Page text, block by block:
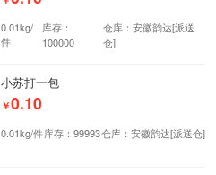
0.01kg/
件
库存：
100000
仓库：安徽韵达[派送
仓]
小苏打一包
￥0.10
0.01kg/件库存：99993仓库：安徽韵达[派送仓]